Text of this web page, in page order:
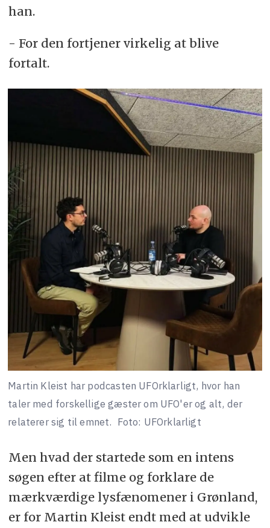
han.
- For den fortjener virkelig at blive
fortalt.
Martin Kleist har podcasten UFOrklarligt, hvor han
taler med forskellige gæster om UFO'er og alt, der
relaterer sig til emnet. Foto: UFOrklarligt
Men hvad der startede som en intens
søgen efter at filme og forklare de
mærkværdige lysfænomener i Grønland,
er for Martin Kleist endt med at udvikle